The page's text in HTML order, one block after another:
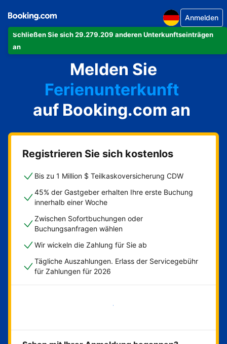
Schließen Sie sich 29.279.209 anderen Unterkunftseinträgen
an
Anmelden
Melden Sie
Ihre Ferienwohnung
Ihr Hotel
Ferienunterkunft
Ihre Pension
Ihr Bed & Breakfast
auf Booking.com an
Registrieren Sie sich kostenlos
Bis zu 1 Million $ Teilkaskoversicherung CDW
45% der Gastgeber erhalten Ihre erste Buchung
innerhalb einer Woche
Zwischen Sofortbuchungen oder
Buchungsanfragen wählen
Wir wickeln die Zahlung für Sie ab
Tägliche Auszahlungen. Erlass der Servicegebühr
für Zahlungen für 2026
Jetzt loslegen